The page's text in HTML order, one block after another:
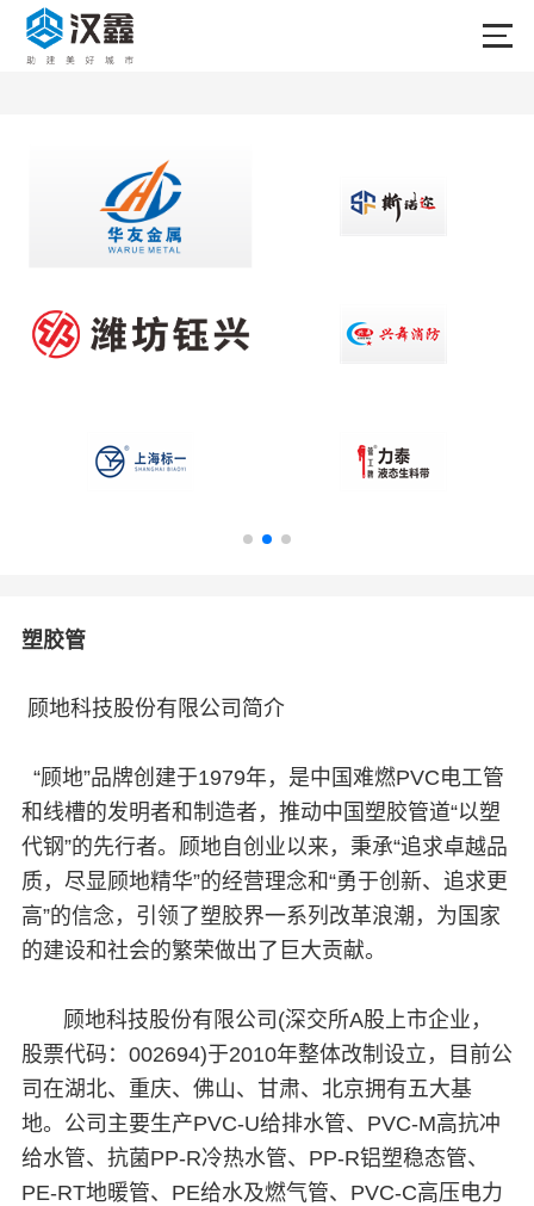
产品中心
合作品牌
关于我们
成功案例
塑胶管
顾地科技股份有限公司简介
“顾地”品牌创建于1979年，是中国难燃PVC电工管
和线槽的发明者和制造者，推动中国塑胶管道“以塑
代钢”的先行者。顾地自创业以来，秉承“追求卓越品
质，尽显顾地精华”的经营理念和“勇于创新、追求更
高”的信念，引领了塑胶界一系列改革浪潮，为国家
的建设和社会的繁荣做出了巨大贡献。
顾地科技股份有限公司(深交所A股上市企业，
股票代码：002694)于2010年整体改制设立，目前公
司在湖北、重庆、佛山、甘肃、北京拥有五大基
地。公司主要生产PVC-U给排水管、PVC-M高抗冲
给水管、抗菌PP-R冷热水管、PP-R铝塑稳态管、
PE-RT地暖管、PE给水及燃气管、PVC-C高压电力